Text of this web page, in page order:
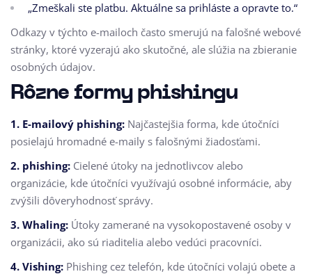
„Zmeškali ste platbu. Aktuálne sa prihláste a opravte to.“
Odkazy v týchto e-mailoch často smerujú na falošné webové
stránky, ktoré vyzerajú ako skutočné, ale slúžia na zbieranie
osobných údajov.
Rôzne formy phishingu
1. E-mailový phishing: Najčastejšia forma, kde útočníci
posielajú hromadné e-maily s falošnými žiadosťami.
2. phishing: Cielené útoky na jednotlivcov alebo
organizácie, kde útočníci využívajú osobné informácie, aby
zvýšili dôveryhodnosť správy.
3. Whaling: Útoky zamerané na vysokopostavené osoby v
organizácii, ako sú riaditelia alebo vedúci pracovníci.
4. Vishing: Phishing cez telefón, kde útočníci volajú obete a